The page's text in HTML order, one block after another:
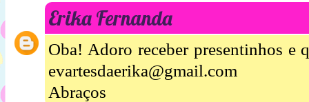
Erika Fernanda
Oba! Adoro receber presentinhos e
evartesdaerika@gmail.com
Abraços